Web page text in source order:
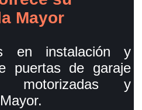
Mayor
en instalación y
puertas de garaje
motorizadas y